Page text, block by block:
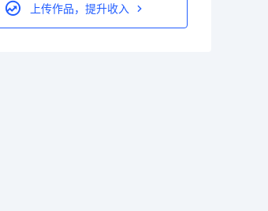
上传作品，提升收入